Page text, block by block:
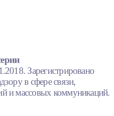
Зарегистрировано
в сфере связи,
и массовых коммуникаций.